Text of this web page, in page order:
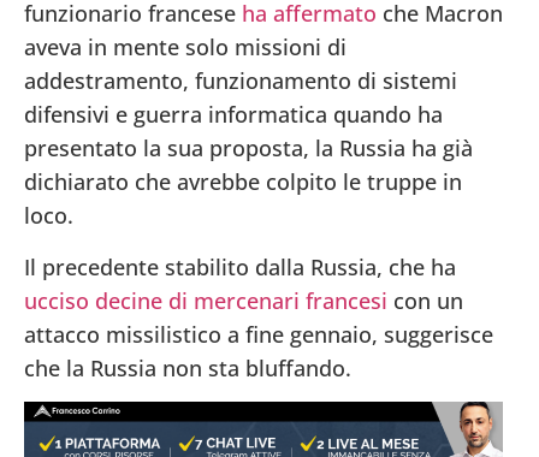
funzionario francese ha affermato che Macron
aveva in mente solo missioni di
addestramento, funzionamento di sistemi
difensivi e guerra informatica quando ha
presentato la sua proposta, la Russia ha già
dichiarato che avrebbe colpito le truppe in
loco.
Il precedente stabilito dalla Russia, che ha
ucciso decine di mercenari francesi con un
attacco missilistico a fine gennaio, suggerisce
che la Russia non sta bluffando.